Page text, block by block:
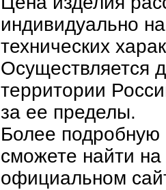
индивидуально
технических
Осуществляется
территории
за ее пределы.
Более
сможете найти
официальном